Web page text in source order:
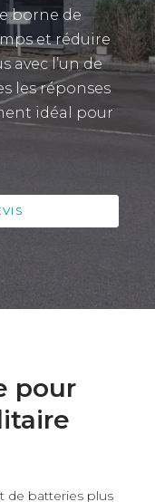
borne de
et réduire
avec l’un de
les réponses
idéal pour
pour
de batteries plus